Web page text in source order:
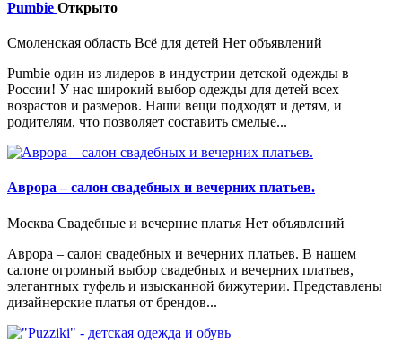
Pumbie Открыто
Смоленская область Всё для детей Нет объявлений
Pumbie один из лидеров в индустрии детской одежды в
России! У нас широкий выбор одежды для детей всех
возрастов и размеров. Наши вещи подходят и детям, и
родителям, что позволяет составить смелые...
Аврора – салон свадебных и вечерних платьев.
Москва Свадебные и вечерние платья Нет объявлений
Аврора – салон свадебных и вечерних платьев. В нашем
салоне огромный выбор свадебных и вечерних платьев,
элегантных туфель и изысканной бижутерии. Представлены
дизайнерские платья от брендов...